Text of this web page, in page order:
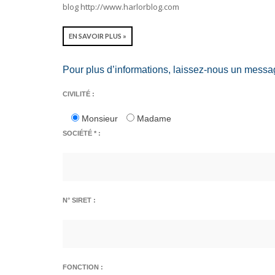
blog http://www.harlorblog.com
EN SAVOIR PLUS »
Pour plus d’informations, laissez-nous un
CIVILITÉ :
Monsieur Madame
SOCIÉTÉ * :
N° SIRET :
FONCTION :